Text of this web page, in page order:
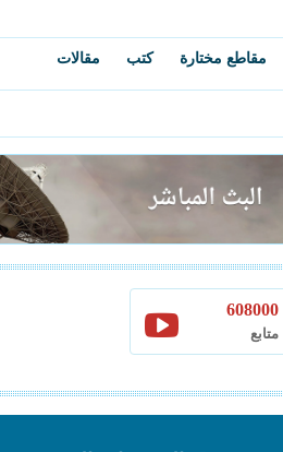
مقاطع مختارة كتب مقالات
608000
متابع